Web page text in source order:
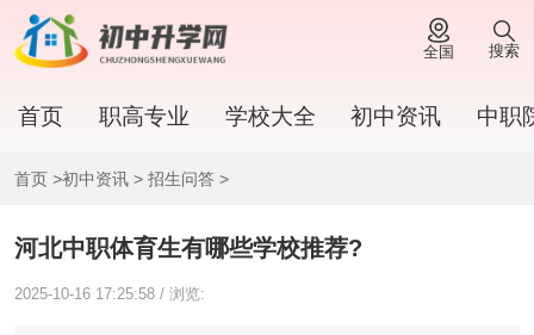
全国 搜索
首页 职高专业 学校大全 初中资讯 中职
首页 >初中资讯> 招生问答>
河北中职体育生有哪些学校推荐?
2025-10-16 17:25:58 / 浏览: